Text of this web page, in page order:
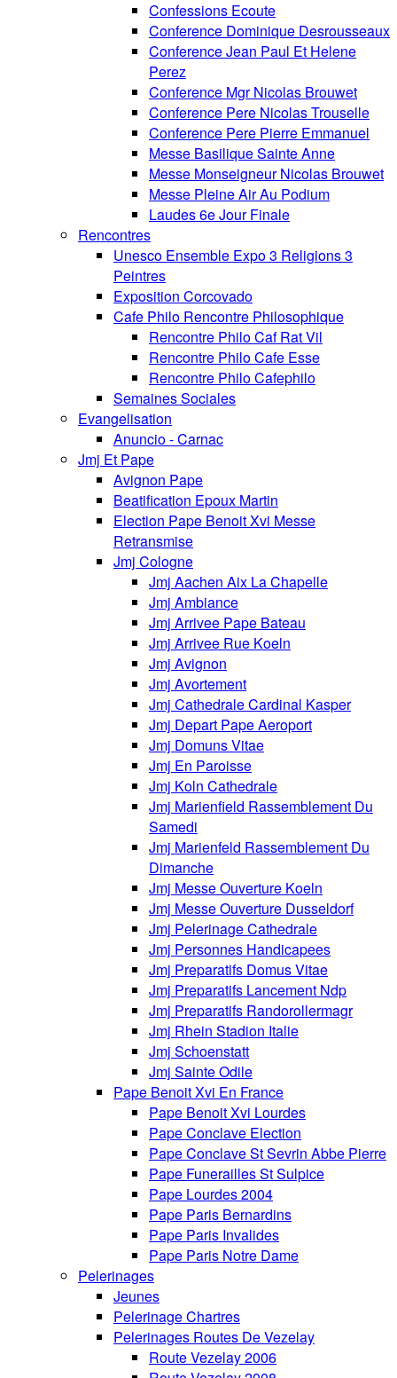
Confessions Ecoute
Conference Dominique Desrousseaux
Conference Jean Paul Et Helene
Perez
Conference Mgr Nicolas Brouwet
Conference Pere Nicolas Trouselle
Conference Pere Pierre Emmanuel
Messe Basilique Sainte Anne
Messe Monseigneur Nicolas Brouwet
Messe Pleine Air Au Podium
Laudes 6e Jour Finale
Rencontres
Unesco Ensemble Expo 3 Religions 3
Peintres
Exposition Corcovado
Cafe Philo Rencontre Philosophique
Rencontre Philo Caf Rat Vil
Rencontre Philo Cafe Esse
Rencontre Philo Cafephilo
Semaines Sociales
Evangelisation
Anuncio - Carnac
Jmj Et Pape
Avignon Pape
Beatification Epoux Martin
Election Pape Benoit Xvi Messe
Retransmise
Jmj Cologne
Jmj Aachen Aix La Chapelle
Jmj Ambiance
Jmj Arrivee Pape Bateau
Jmj Arrivee Rue Koeln
Jmj Avignon
Jmj Avortement
Jmj Cathedrale Cardinal Kasper
Jmj Depart Pape Aeroport
Jmj Domuns Vitae
Jmj En Paroisse
Jmj Koln Cathedrale
Jmj Marienfield Rassemblement Du
Samedi
Jmj Marienfeld Rassemblement Du
Dimanche
Jmj Messe Ouverture Koeln
Jmj Messe Ouverture Dusseldorf
Jmj Pelerinage Cathedrale
Jmj Personnes Handicapees
Jmj Preparatifs Domus Vitae
Jmj Preparatifs Lancement Ndp
Jmj Preparatifs Randorollermagr
Jmj Rhein Stadion Italie
Jmj Schoenstatt
Jmj Sainte Odile
Pape Benoit Xvi En France
Pape Benoit Xvi Lourdes
Pape Conclave Election
Pape Conclave St Sevrin Abbe Pierre
Pape Funerailles St Sulpice
Pape Lourdes 2004
Pape Paris Bernardins
Pape Paris Invalides
Pape Paris Notre Dame
Pelerinages
Jeunes
Pelerinage Chartres
Pelerinages Routes De Vezelay
Route Vezelay 2006